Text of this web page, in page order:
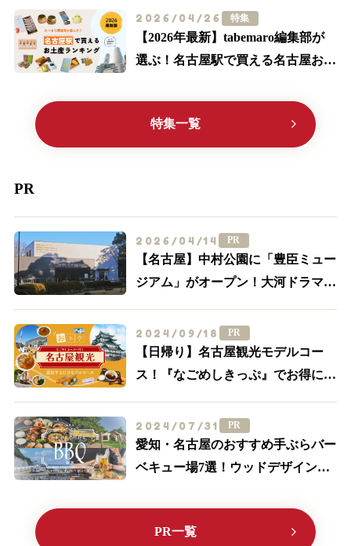
2026/04/26 特集
【2026年最新】tabemaro編集部が
選ぶ！名古屋駅で買える名古屋お土
特集一覧
PR
2026/04/14 PR
【名古屋】中村公園に「豊臣ミュー
ジアム」がオープン！大河ドラマ
トを一挙紹介
2024/09/18 PR
【日帰り】名古屋観光モデルコー
ス！『なごめしきっぷ』でお得にグ
2024/07/31 PR
愛知・名古屋のおすすめ手ぶらバー
ベキュー場7選！ウッドデザインパ
PR一覧